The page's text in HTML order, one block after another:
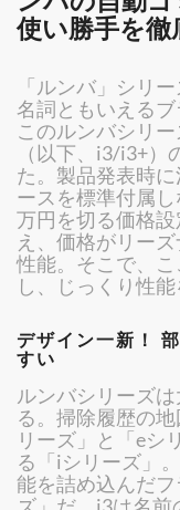
使い勝手を徹
「ルンバ」シリ
名詞ともいえる
このルンバシリ
（以下、i3/i3+）
た。製品発表時
ースを標準付属
万円を切る価格
え、価格がリー
性能。そこで、
し、じっくり性
デザイン一新！
すい
ルンバシリーズ
る。掃除履歴の
リーズ」と「eシ
る「iシリーズ」
能を詰め込んだ